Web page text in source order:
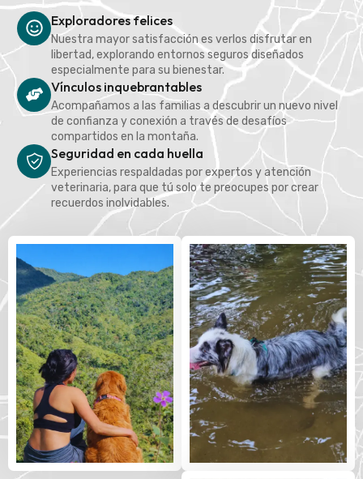
Exploradores felices
Nuestra mayor satisfacción es verlos disfrutar en
libertad, explorando entornos seguros diseñados
especialmente para su bienestar.
Vínculos inquebrantables
Acompañamos a las familias a descubrir un nuevo nivel
de confianza y conexión a través de desafíos
compartidos en la montaña.
Seguridad en cada huella
Experiencias respaldadas por expertos y atención
veterinaria, para que tú solo te preocupes por crear
recuerdos inolvidables.